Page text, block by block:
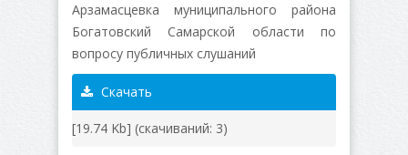
Арзамасцевка муниципального района
Богатовский Самарской области по
вопросу публичных слушаний
Скачать
[19.74 Kb] (cкачиваний: 3)